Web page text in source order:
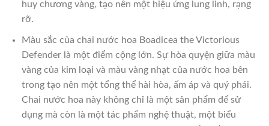
huy chương vàng, tạo nên một hiệu ứng lung linh, rạng
rỡ.
Màu sắc của chai nước hoa Boadicea the Victorious
Defender là một điểm cộng lớn. Sự hòa quyện giữa màu
vàng của kim loại và màu vàng nhạt của nước hoa bên
trong tạo nên một tổng thể hài hòa, ấm áp và quý phái.
Chai nước hoa này không chỉ là một sản phẩm để sử
dụng mà còn là một tác phẩm nghệ thuật, một biểu